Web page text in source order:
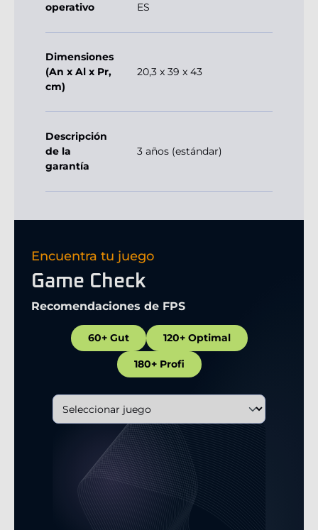
operativo
ES
Dimensiones
(An x Al x Pr,
cm)
20,3 x 39 x 43
Descripción
de la
garantía
3 años (estándar)
Encuentra tu juego
Game Check
Recomendaciones de FPS
60+ Gut 120+ Optimal
180+ Profi